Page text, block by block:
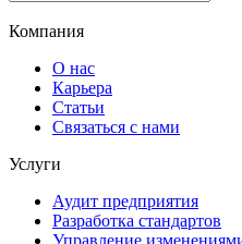
Компания
О нас
Карьера
Статьи
Связаться с нами
Услуги
Аудит предприятия
Разработка стандартов
Управление